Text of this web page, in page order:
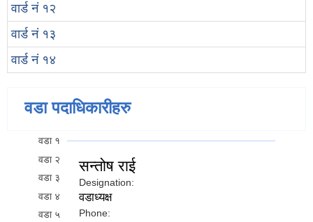
वार्ड नं १२
वार्ड नं १३
वार्ड नं १४
वडा पदाधिकारीहरु
वडा १
वडा २
वडा ३
वडा ४
वडा ५
सन्तोष राई
Designation:
वडाध्यक्ष
Phone: